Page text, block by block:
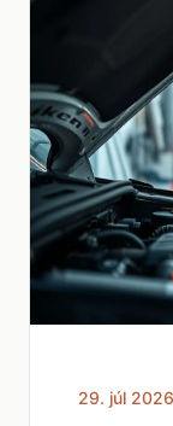
29. júl 2026